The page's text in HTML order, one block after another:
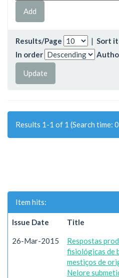
Results/Page | Sort
In order
Results 1-1 of 1 (Search time:
Item hits:
Issue Date Title
26-Mar-2015
Respostas
fisiológicas de
mestiços de
Nelore